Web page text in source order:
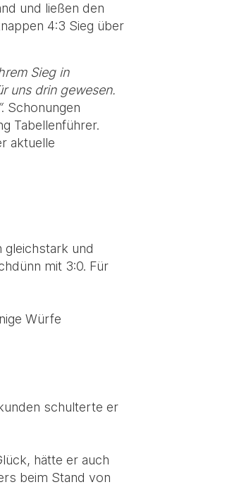
und ließen den
4:3 Sieg über
Sieg in
uns drin gewesen.
. Schonungen
Tabellenführer.
aktuelle
gleichstark und
mit 3:0. Für
Würfe
schulterte er
hätte er auch
beim Stand von